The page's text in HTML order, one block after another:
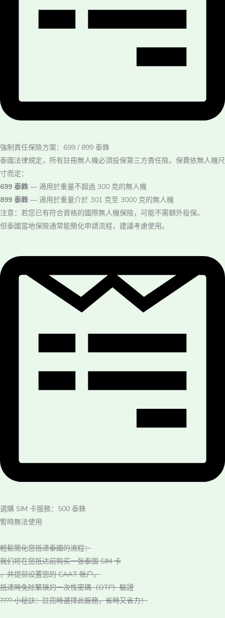
強制責任保險方案：699 / 899 泰銖
泰國法律規定，所有註冊無人機必須投保第三方責任險。保費依無人機尺
寸而定：
699 泰銖 — 適用於重量不超過 300 克的無人機
899 泰銖 — 適用於重量介於 301 克至 3000 克的無人機
注意：若您已有符合資格的國際無人機保險，可能不需額外投保。
但泰國當地保險通常能簡化申請流程，建議考慮使用。
選購 SIM 卡服務：500 泰銖
暫時無法使用
輕鬆簡化您抵達泰國的流程：
我们将在您抵达前购买一张泰国 SIM 卡
，并提前设置您的 CAAT 账户。
抵達時免除繁瑣的一次性密碼（OTP）驗證
???? 小秘訣：註冊時選擇此服務，省時又省力！